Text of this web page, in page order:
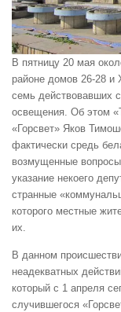
В пятницу 20 мая
районе домов 26-28 и
семь действовавших
освещения. Об этом
«Горсвет» Яков
фактически средь
возмущенные
указание некоего
странные
которого местные
их.
В данном
неадекватных
который с 1 апреля
случившегося